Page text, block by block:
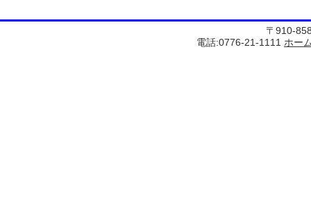
〒910-
電話:0776-21-1111 ホー